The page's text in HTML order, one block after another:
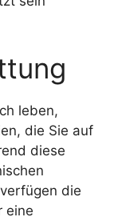
leben,
die Sie auf
diese
die
eine